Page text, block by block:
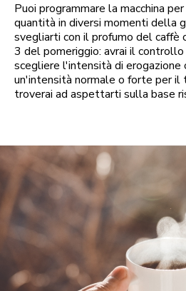
Puoi programmare la macchina
quantità in diversi momenti della
svegliarti con il profumo del caffè
3 del pomeriggio: avrai il
scegliere l'intensità di erogazione
un'intensità normale o forte per il
troverai ad aspettarti sulla base